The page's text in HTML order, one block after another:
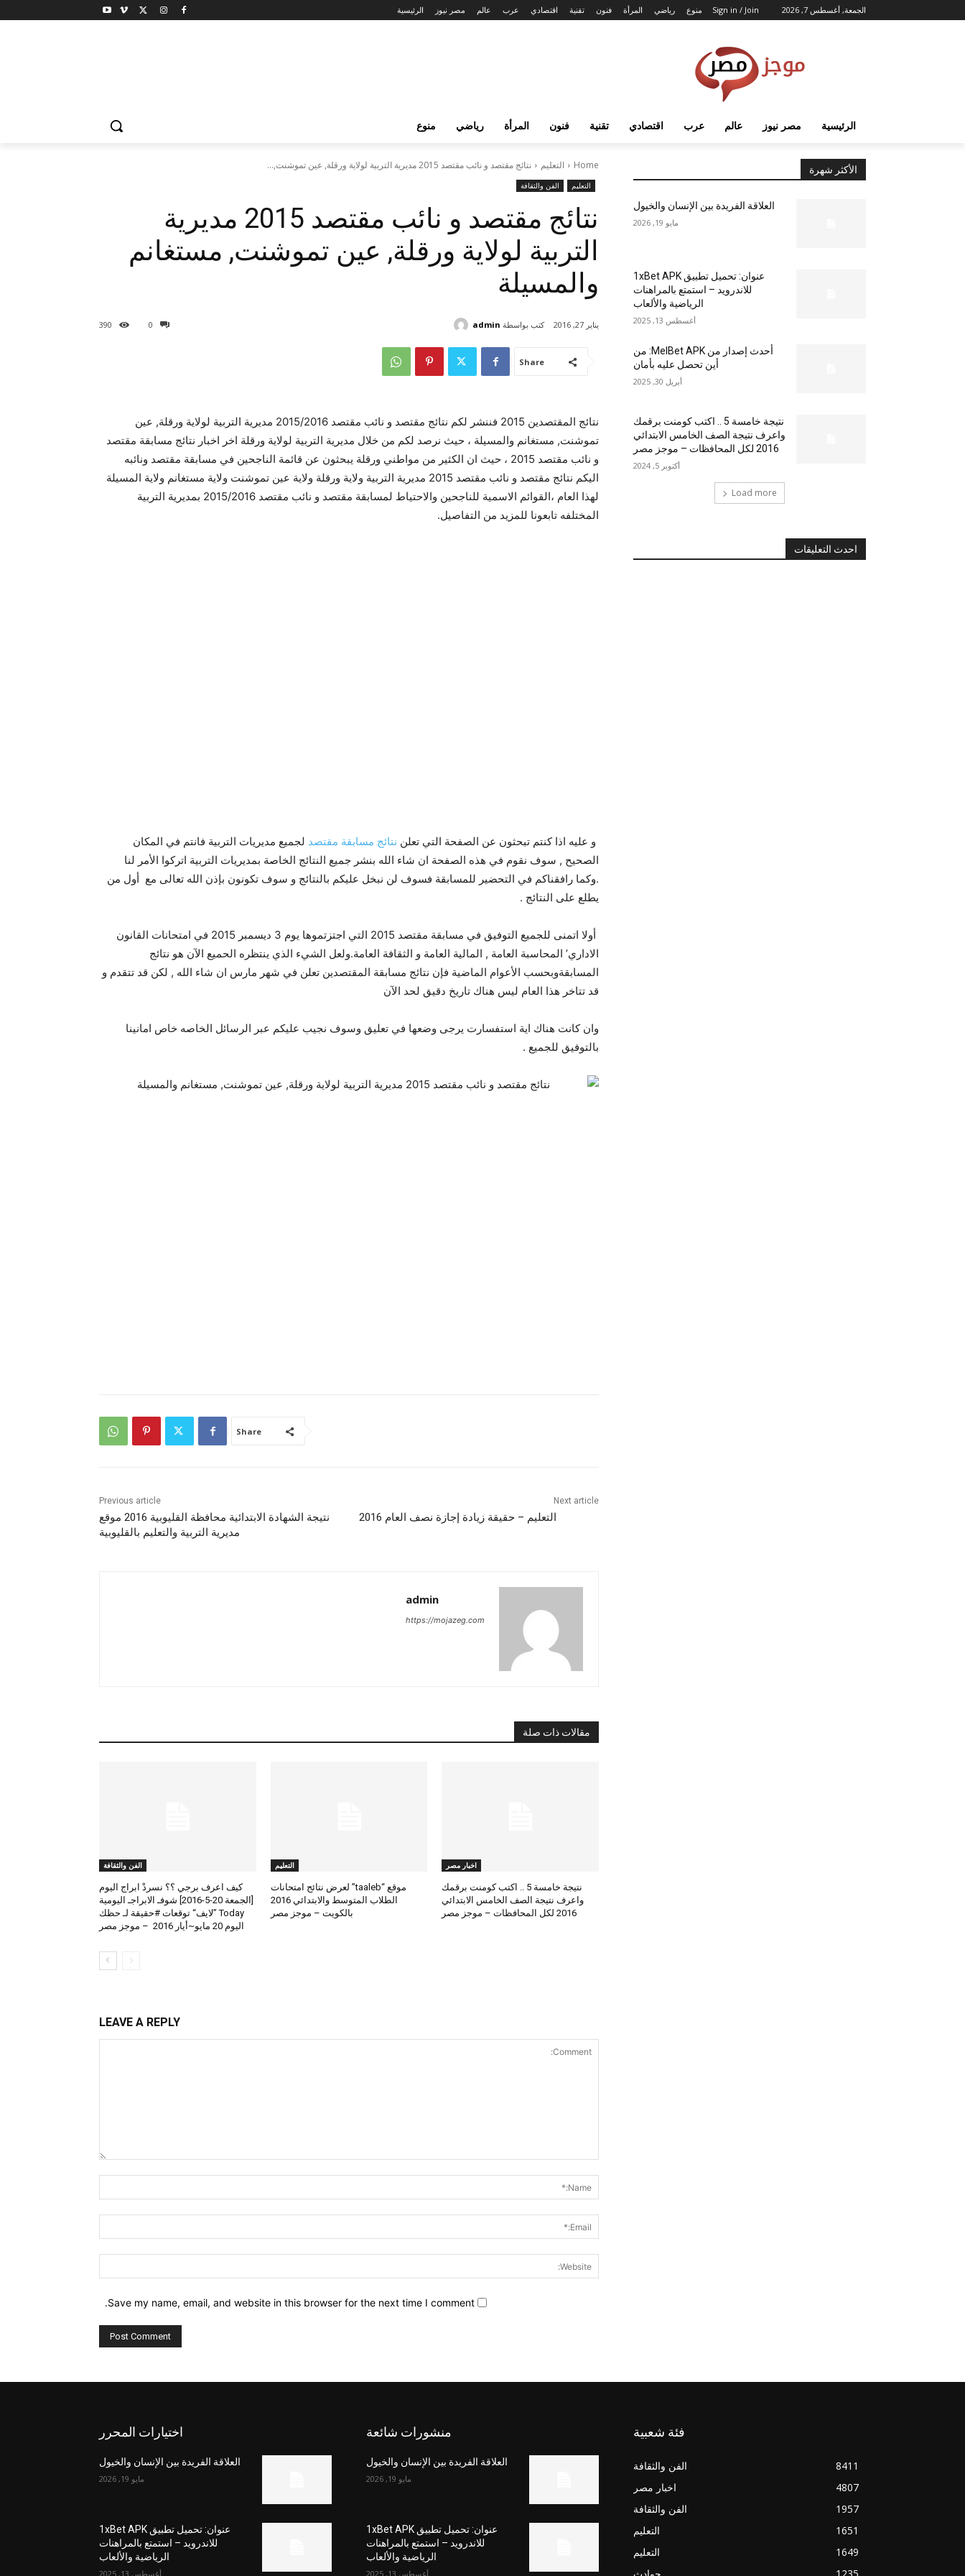
الجمعة, أغسطس 7, 2026 Sign in / Join الرئيسية مصر نيوز عالم عرب اقتصادي تقنية فنون المرأة رياضي منوع
الرئيسية مصر نيوز عالم عرب اقتصادي تقنية فنون المرأة رياضي منوع
Home التعليم نتائج مقتصد و نائب مقتصد 2015 مديرية التربية لولاية ورقلة, عين تموشنت,...
التعليم الفن والثقافة
نتائج مقتصد و نائب مقتصد 2015 مديرية
التربية لولاية ورقلة, عين تموشنت, مستغانم
والمسيلة
0
390 يناير 27, 2016 كتب بواسطة admin
Share
نتائج المقتصدين 2015 فننشر لكم نتائج مقتصد و نائب مقتصد 2015/2016 مديرية التربية لولاية ورقلة, عين
تموشنت, مستغانم والمسيلة ، حيث نرصد لكم من خلال مديرية التربية لولاية ورقلة اخر اخبار نتائج مسابقة مقتصد
و نائب مقتصد 2015 ، حيث ان الكثير من مواطني ورقلة يبحثون عن قائمة الناجحين في مسابقة مقتصد ونائبه
اليكم نتائج مقتصد و نائب مقتصد 2015 مديرية التربية ولاية ورقلة ولاية عين تموشنت ولاية مستغانم ولاية المسيلة
لهذا العام ،القوائم الاسمية للناجحين والاحتياط لمسابقة مقتصد و نائب مقتصد 2015/2016 بمديرية التربية
المختلفه تابعونا للمزيد من التفاصيل.
و عليه اذا كنتم تبحثون عن الصفحة التي تعلن نتائج مسابقة مقتصد لجميع مديريات التربية فانتم في المكان
الصحيح , سوف نقوم في هذه الصفحة ان شاء الله بنشر جميع النتائج الخاصة بمديريات التربية اتركوا الأمر لنا
.وكما رافقناكم في التحضير للمسابقة فسوف لن نبخل عليكم بالنتائج و سوف تكونون بإذن الله تعالى مع أول من
يطلع على النتائج .
أولا اتمنى للجميع التوفيق في مسابقة مقتصد 2015 التي اجتزتموها يوم 3 ديسمبر 2015 في امتحانات القانون
الاداري’ المحاسبة العامة , المالية العامة و الثقافة العامة.ولعل الشيء الذي ينتظره الحميع الآن هو نتائج
المسابقةوبحسب الأعوام الماضية فإن نتائج مسابقة المقتصدين تعلن في شهر مارس ان شاء الله , لكن قد تتقدم و
قد تتاخر هذا العام ليس هناك تاريخ دقيق لحد الآن
وان كانت هناك اية استفسارت يرجى وضعها في تعليق وسوف نجيب عليكم عبر الرسائل الخاصه خاص امانينا
بالتوفيق للجميع .
Share
Previous article
نتيجة الشهادة الابتدائية محافظة القليوبية 2016 موقع
مديرية التربية والتعليم بالقليوبية
Next article
التعليم – حقيقة زيادة إجازة نصف العام 2016
admin
https://mojazeg.com
مقالات ذات صلة
اخبار مصر
نتيجة خامسة 5 .. اكتب كومنت برقمك
واعرف نتيجة الصف الخامس الابتدائي
2016 لكل المحافظات – موجز مصر
التعليم
موقع “taaleb” لعرض نتائج امتحانات
الطلاب المتوسط والابتدائي 2016
بالكويت – موجز مصر
الفن والثقافة
كيف اعرف برجي ؟؟ نسردْ ابراج اليوم
[الجمعة 20-5-2016] شوفـ الابراجـ اليومية
Today ”لايف“ توقعات #حقيقة لـ حظك
اليوم 20 مايو~أيار 2016 – موجز مصر
LEAVE A REPLY
Save my name, email, and website in this browser for the next time I comment.
الأكثر شهرة
العلاقة الفريدة بين الإنسان والخيول
مايو 19, 2026
عنوان: تحميل تطبيق 1xBet APK
للاندرويد – استمتع بالمراهنات
الرياضية والألعاب
أغسطس 13, 2025
أحدث إصدار من MelBet APK: من
أين تحصل عليه بأمان
أبريل 30, 2025
نتيجة خامسة 5 .. اكتب كومنت برقمك
واعرف نتيجة الصف الخامس الابتدائي
2016 لكل المحافظات – موجز مصر
أكتوبر 5, 2024
Load more
احدث التعليقات
اختيارات المحرر
العلاقة الفريدة بين الإنسان والخيول
مايو 19, 2026
عنوان: تحميل تطبيق 1xBet APK
للاندرويد – استمتع بالمراهنات
الرياضية والألعاب
أغسطس 13, 2025
منشورات شائعة
العلاقة الفريدة بين الإنسان والخيول
مايو 19, 2026
عنوان: تحميل تطبيق 1xBet APK
للاندرويد – استمتع بالمراهنات
الرياضية والألعاب
أغسطس 13, 2025
فئة شعبية
الفن والثقافة
8411
اخبار مصر
4807
الفن والثقافة
1957
التعليم
1651
التعليم
1649